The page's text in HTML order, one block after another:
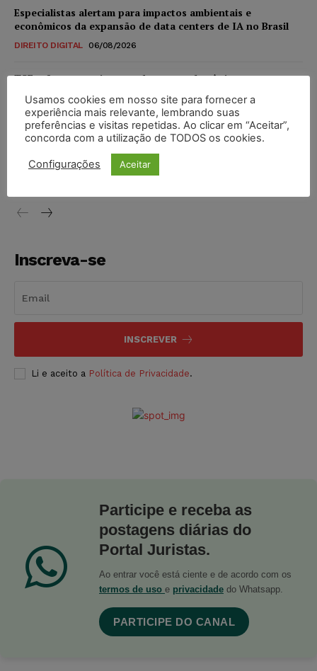
Especialistas alertam para impactos ambientais e
econômicos da expansão de data centers de IA no Brasil
DIREITO DIGITAL 06/08/2026
TSE reforça que sistemas das urnas eletrônicas tornam-se
NOTÍCIAS 06/08/2026
STF inicia julgamento sobre constitucionalidade da
proibição dos jogos de azar no Brasil
Inscreva-se
INSCREVER
Li e aceito a Política de Privacidade.
Participe e receba as
postagens diárias do
Portal Juristas.
Ao entrar você está ciente e de acordo com os
termos de uso e privacidade do Whatsapp.
PARTICIPE DO CANAL
Usamos cookies em nosso site para fornecer a
experiência mais relevante, lembrando suas
preferências e visitas repetidas. Ao clicar em “Aceitar”,
concorda com a utilização de TODOS os cookies.
Configurações Aceitar